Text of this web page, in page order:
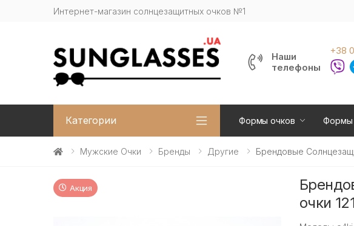
Интернет-магазин солнцезащитных очков №1
Наши
телефоны
+38
Категории Формы очков Формы
Мужские Очки Бренды Другие Брендовые
Акция
очки